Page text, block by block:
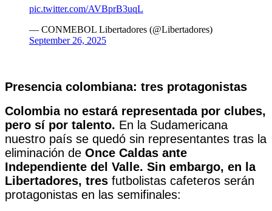
pic.twitter.com/AVBprB3uqL
— CONMEBOL Libertadores (@Libertadores)
September 26, 2025
Presencia colombiana: tres protagonistas
Colombia no estará representada por clubes,
pero sí por talento. En la Sudamericana
nuestro país se quedó sin representantes tras la
eliminación de Once Caldas ante
Independiente del Valle. Sin embargo, en la
Libertadores, tres futbolistas cafeteros serán
protagonistas en las semifinales: